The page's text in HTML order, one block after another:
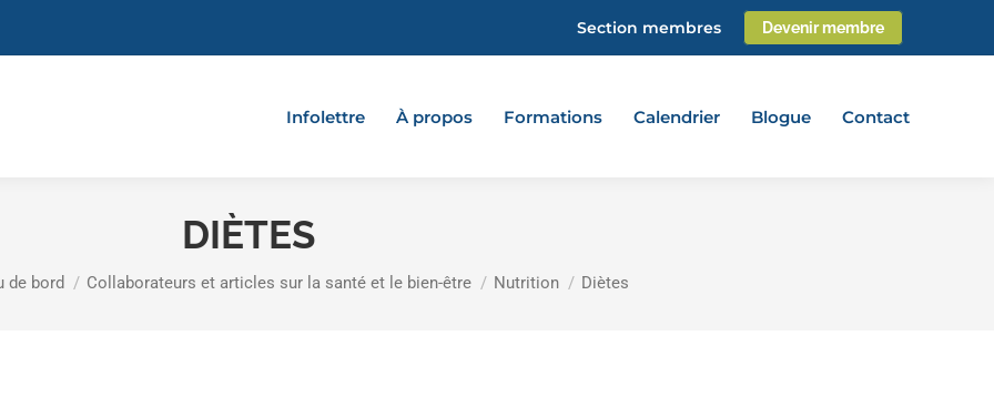
Section membres Devenir membre
Infolettre À propos Formations Calendrier Blogue Contact
DIÈTES
de bord Collaborateurs et articles sur la santé et le bien-être Nutrition Diètes